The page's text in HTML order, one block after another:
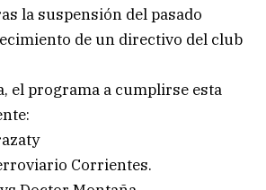
la suspensión del pasado
de un directivo del club
el programa a cumplirse esta
Corrientes.